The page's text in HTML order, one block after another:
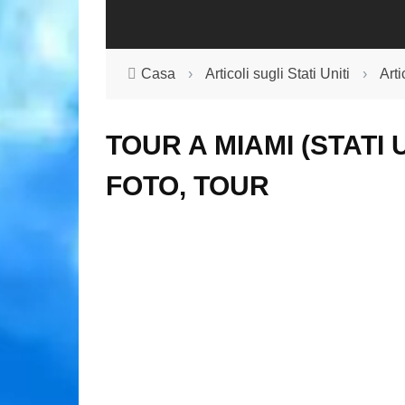
Casa › Articoli sugli Stati Uniti ›
TOUR A MIAMI (STATI
FOTO, TOUR